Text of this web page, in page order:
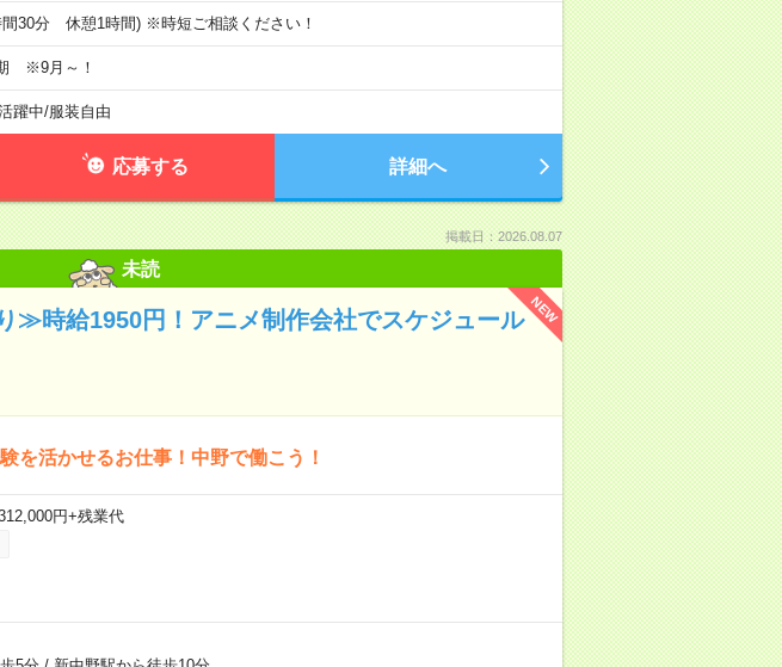
間30分 休憩1時間) ※時短ご相談ください！
※9月～！
躍中/服装自由
応募する 詳細へ
掲載日：2026.08.07
未読
NEW
≫時給1950円！アニメ制作会社でスケジュール
を活かせるお仕事！中野で働こう！
円+残業代